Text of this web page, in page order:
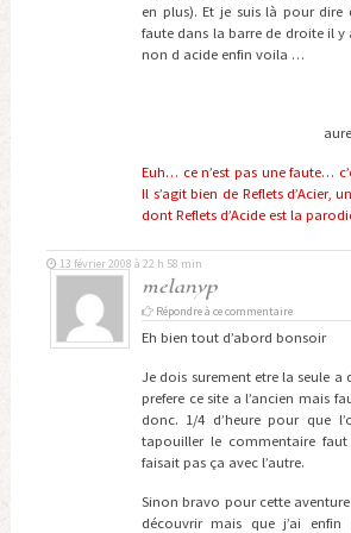
en plus). Et je suis là pour dire
faute dans la barre de droite il y
non d acide enfin voila …
aurevoir
Euh… ce n’est pas une faute…
Il s’agit bien de Reflets d’Acier,
dont Reflets d’Acide est la
melanyp
13 février 2008 à 22 h 58 min
Répondre à ce commentaire
Eh bien tout d’abord bonsoir
Je dois surement etre la seule a
prefere ce site a l’ancien mais
donc. 1/4 d’heure pour que
tapouiller le commentaire
faisait pas ça avec l’autre.
Sinon bravo pour cette
découvrir mais que j’ai